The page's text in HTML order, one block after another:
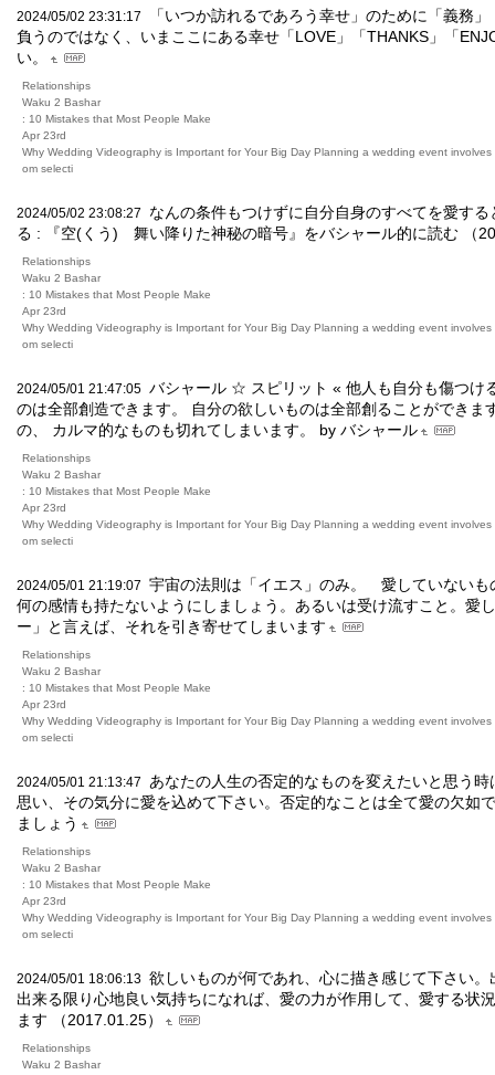
2024/05/02 23:31:17
「いつか訪れるであろう幸せ」のために「義務
負うのではなく、いまここにある幸せ「LOVE」「THANKS」「
い。
Relationships
Waku 2 Bashar
: 10 Mistakes that Most People Make
Apr 23rd
Why Wedding Videography is Important for Your Big Day Planning a wedding event
om selecti
2024/05/02 23:08:27
なんの条件もつけずに自分自身のすべてを愛す
る : 『空(くう) 舞い降りた神秘の暗号』をバシャール的に読む （
Relationships
Waku 2 Bashar
: 10 Mistakes that Most People Make
Apr 23rd
Why Wedding Videography is Important for Your Big Day Planning a wedding event
om selecti
2024/05/01 21:47:05 バシャール ☆ スピリット « 他人も自分も傷つけ
のは全部創造できます。 自分の欲しいものは全部創ることができま
の、 カルマ的なものも切れてしまいます。 by バシャール
Relationships
Waku 2 Bashar
: 10 Mistakes that Most People Make
Apr 23rd
Why Wedding Videography is Important for Your Big Day Planning a wedding event
om selecti
2024/05/01 21:19:07
宇宙の法則は「イエス」のみ。 愛していないも
何の感情も持たないようにしましょう。あるいは受け流すこと。愛
ー」と言えば、それを引き寄せてしまいます
Relationships
Waku 2 Bashar
: 10 Mistakes that Most People Make
Apr 23rd
Why Wedding Videography is Important for Your Big Day Planning a wedding event
om selecti
2024/05/01 21:13:47
あなたの人生の否定的なものを変えたいと思う
思い、その気分に愛を込めて下さい。否定的なことは全て愛の欠如
ましょう
Relationships
Waku 2 Bashar
: 10 Mistakes that Most People Make
Apr 23rd
Why Wedding Videography is Important for Your Big Day Planning a wedding event
om selecti
2024/05/01 18:06:13 欲しいものが何であれ、心に描き感じて下さい
出来る限り心地良い気持ちになれば、愛の力が作用して、愛する状
ます （2017.01.25）
Relationships
Waku 2 Bashar